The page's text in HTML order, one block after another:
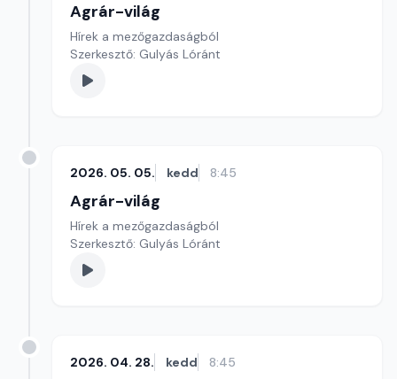
Agrár-világ
Hírek a mezőgazdaságból
Szerkesztő: Gulyás Lóránt
2026. 05. 05. kedd 8:45
Agrár-világ
Hírek a mezőgazdaságból
Szerkesztő: Gulyás Lóránt
2026. 04. 28. kedd 8:45